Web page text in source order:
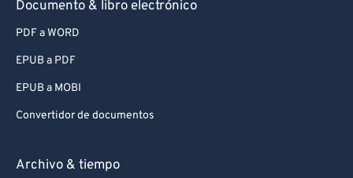
Documento & libro electrónico
PDF a WORD
EPUB a PDF
EPUB a MOBI
Convertidor de documentos
Archivo & tiempo